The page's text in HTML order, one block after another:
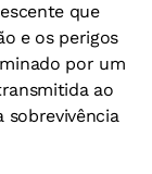
que
e os perigos
por um
ao
sobrevivência